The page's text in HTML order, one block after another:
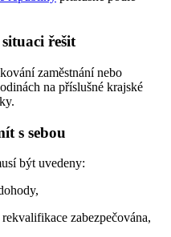
řešit
zaměstnání nebo
na příslušné krajské
s sebou
být uvedeny:
zabezpečována,